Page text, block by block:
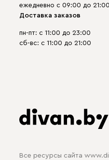
ежедневно с 09:00 до 21:00
Доставка заказов
пн-пт: с 11:00 до 23:00
сб-вс: с 11:00 до 21:00
Все ресурсы сайта